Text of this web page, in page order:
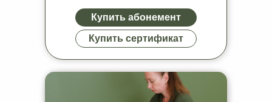
Купить абонемент
Купить сертификат
ул Земляной Вал, 34, стр. 4 (м. Чкаловская)
ул Можайский вал, 2 (м. Киевская)
пр-т Бумажный, 4 (м. Белорусская)
ул Ленинский пр-т, 78 (м. Университет)
пр-т Мира, 70 (м. Рижская)
ул Архитектора Щусева, 5к2, пом. 8 (м. ЗИЛ)
Скандинавский бульвар, 5, корп. 3 (м.